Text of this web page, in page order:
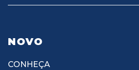
NOVO
CONHEÇA